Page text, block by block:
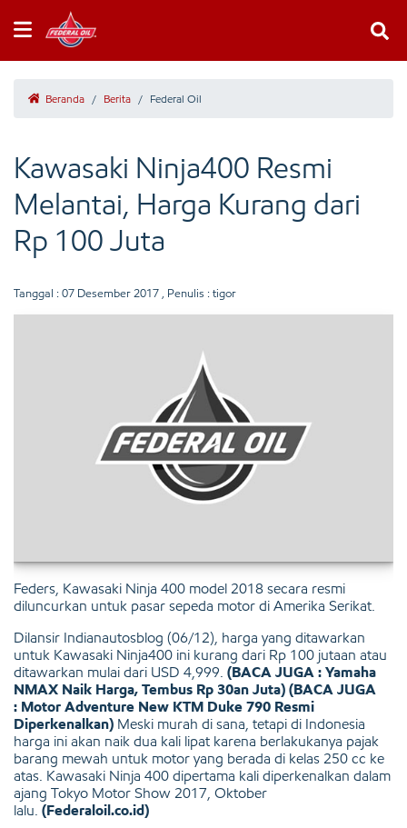
Beranda / Berita / Federal Oil
Kawasaki Ninja400 Resmi
Melantai, Harga Kurang dari
Rp 100 Juta
Tanggal : 07 Desember 2017 , Penulis : tigor
Feders, Kawasaki Ninja 400 model 2018 secara resmi
diluncurkan untuk pasar sepeda motor di Amerika Serikat.
Dilansir Indianautosblog (06/12), harga yang ditawarkan
untuk Kawasaki Ninja400 ini kurang dari Rp 100 jutaan atau
ditawarkan mulai dari USD 4,999. (BACA JUGA : Yamaha
NMAX Naik Harga, Tembus Rp 30an Juta) (BACA JUGA
: Motor Adventure New KTM Duke 790 Resmi
Diperkenalkan) Meski murah di sana, tetapi di Indonesia
harga ini akan naik dua kali lipat karena berlakukanya pajak
barang mewah untuk motor yang berada di kelas 250 cc ke
atas. Kawasaki Ninja 400 dipertama kali diperkenalkan dalam
ajang Tokyo Motor Show 2017, Oktober
lalu. (Federaloil.co.id)